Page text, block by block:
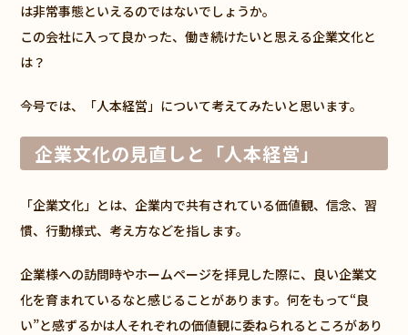
は非常事態といえるのではないでしょうか。
この会社に入って良かった、働き続けたいと思える企業文化と
は？
今号では、「人本経営」について考えてみたいと思います。
企業文化の見直しと「人本経営」
「企業文化」とは、企業内で共有されている価値観、信念、習
慣、行動様式、考え方などを指します。
企業様への訪問時やホームページを拝見した際に、良い企業文
化を育まれているなと感じることがあります。何をもって“良
い”と感ずるかは人それぞれの価値観に委ねられるところがあり